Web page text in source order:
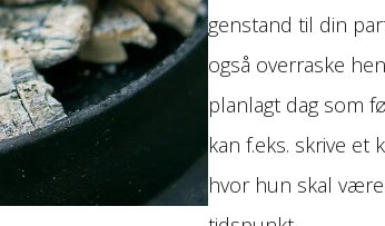
genstand til din
også overraske
planlagt dag som
kan f.eks. skrive et
hvor hun skal